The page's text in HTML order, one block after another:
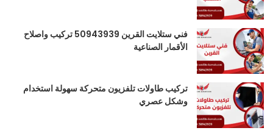
فني ستلايت القرين 50943939 تركيب واصلاح
الأقمار الصناعية
تركيب طاولات تلفزيون متحركة سهولة استخدام
وشكل عصري